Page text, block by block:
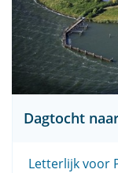
Dagtocht
Letterlijk voor